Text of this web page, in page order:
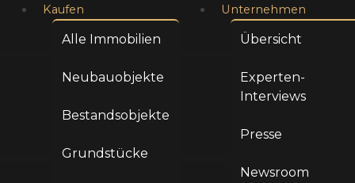
Zum
Kaufen
Alle Immobilien
Neubauobjekte
Bestandsobjekte
Grundstücke
Unternehmen
Übersicht
Experten-
Interviews
Presse
Newsroom